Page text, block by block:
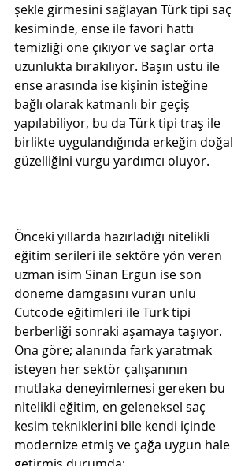
şekle girmesini sağlayan Türk tipi saç
kesiminde, ense ile favori hattı
temizliği öne çıkıyor ve saçlar orta
uzunlukta bırakılıyor. Başın üstü ile
ense arasında ise kişinin isteğine
bağlı olarak katmanlı bir geçiş
yapılabiliyor, bu da Türk tipi traş ile
birlikte uygulandığında erkeğin doğal
güzelliğini vurgu yardımcı oluyor.
Önceki yıllarda hazırladığı nitelikli
eğitim serileri ile sektöre yön veren
uzman isim Sinan Ergün ise son
döneme damgasını vuran ünlü
Cutcode eğitimleri ile Türk tipi
berberliği sonraki aşamaya taşıyor.
Ona göre; alanında fark yaratmak
isteyen her sektör çalışanının
mutlaka deneyimlemesi gereken bu
nitelikli eğitim, en geleneksel saç
kesim tekniklerini bile kendi içinde
modernize etmiş ve çağa uygun hale